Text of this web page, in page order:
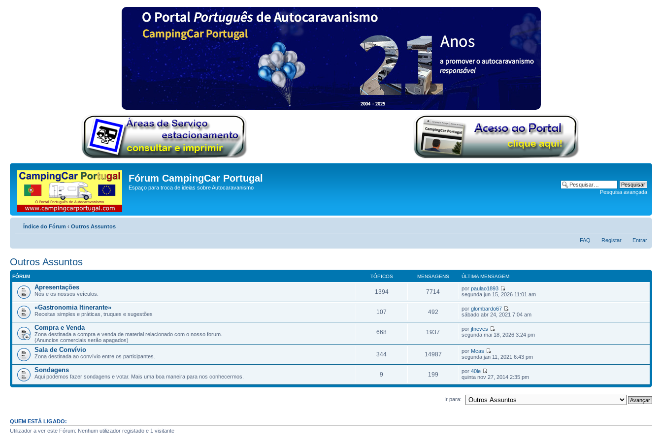
Fórum CampingCar Portugal
Espaço para troca de ideias sobre Autocaravanismo
Pesquisa avançada
Índice do Fórum ‹ Outros Assuntos
FAQ Registar Entrar
Outros Assuntos
FÓRUM TÓPICOS MENSAGENS ÚLTIMA MENSAGEM
Apresentações
Nós e os nossos veículos. 1394 7714 porpaulao1893
segunda jun 15, 2026 11:01 am
«Gastronomia Itinerante»
Receitas simples e práticas, truques e sugestões 107 492 porglombardo67
sábado abr 24, 2021 7:04 am
Compra e Venda
Zona destinada a compra e venda de material relacionado com o nosso forum.
(Anuncios comerciais serão apagados)
668 1937 porjfneves
segunda mai 18, 2026 3:24 pm
Sala de Convívio
Zona destinada ao convívio entre os participantes. 344 14987 por Mcas
segunda jan 11, 2021 6:43 pm
Sondagens
Aqui podemos fazer sondagens e votar. Mais uma boa maneira para nos conhecermos. 9 199 por40le
quinta nov 27, 2014 2:35 pm
Ir para:
QUEM ESTÁ LIGADO:
Utilizador a ver este Fórum: Nenhum utilizador registado e 1 visitante